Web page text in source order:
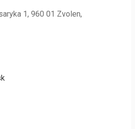
1, 960 01 Zvolen,